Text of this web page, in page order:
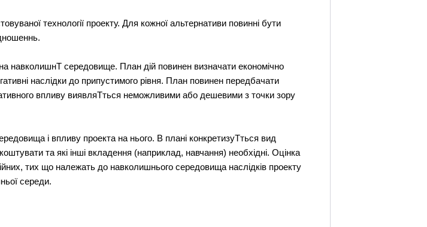
технології проекту. Для кожної альтернативи повинні бути
навколишнТ середовище. План дій повинен визначати економічно
наслідки до припустимого рівня. План повинен передбачати
впливу виявляТться неможливими або дешевими з точки зору
і впливу проекта на нього. В плані конкретизуТться вид
та які інші вкладення (наприклад, навчання) необхідні. Оцінка
тих що належать до навколишнього середовища наслідків проекту
середи.